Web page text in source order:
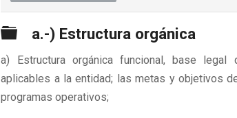
Carpeta
a.-) Estructura orgánica
a) Estructura orgánica funcional, base
aplicables a la entidad; las metas y objetivos
programas operativos;